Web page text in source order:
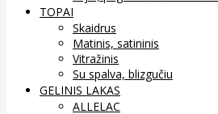
TOPAI
Skaidrus
Matinis, satininis
Vitražinis
Su spalva, blizgučiu
GELINIS LAKAS
ALLELAC